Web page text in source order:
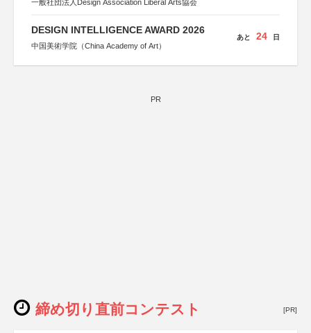
一般社団法人Design Association Liberal Arts協会
DESIGN INTELLIGENCE AWARD 2026
中国美術学院（China Academy of Art）
あと 24 日
PR
締め切り直前コンテスト [PR]